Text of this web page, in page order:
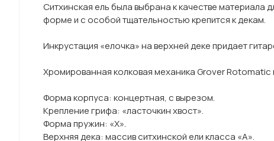
Ситхинская ель была выбрана к качестве материала
форме и с особой тщательностью крепится к декам.
Инкрустация «елочка» на верхней деке придает
Хромированная колковая механика Grover
Форма корпуса: концертная, с вырезом.
Крепление грифа: «ласточкин хвост».
Форма пружин: «Х».
Верхняя дека: массив ситхинской ели класса «А».